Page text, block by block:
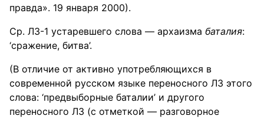
правда». 19 января 2000).
Ср. ЛЗ-1 устаревшего слова — архаизма баталия:
‘сражение, битва’.
(В отличие от активно употребляющихся в
современной русском языке переносного ЛЗ этого
слова: ‘предвыборные баталии’ и другого
переносного ЛЗ (с отметкой — разговорное